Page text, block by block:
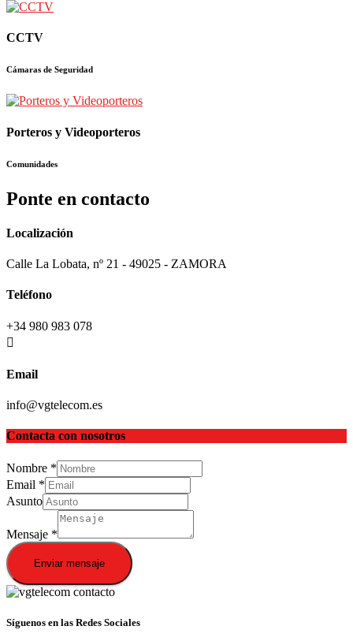
CCTV
Cámaras de Seguridad
Porteros y Videoporteros
Comunidades
Ponte en contacto
Localización
Calle La Lobata, nº 21 - 49025 - ZAMORA
Teléfono
+34 980 983 078
Email
info@vgtelecom.es
Contacta con nosotros
Nombre *
Email *
Asunto
Mensaje *
Enviar mensaje
Síguenos en las Redes Sociales